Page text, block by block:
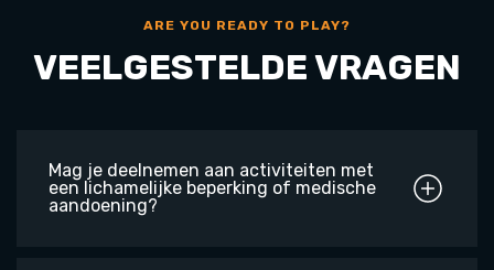
ARE YOU READY TO PLAY?
VEELGESTELDE VRAGEN
Mag je deelnemen aan activiteiten met
een lichamelijke beperking of medische
aandoening?